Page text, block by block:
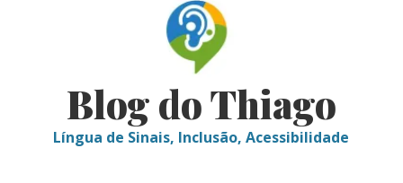
Blog do Thiago
Língua de Sinais, Inclusão, Acessibilidade